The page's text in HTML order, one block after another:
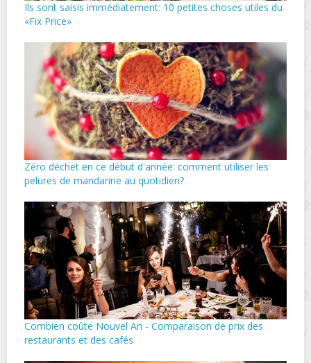
Ils sont saisis immédiatement: 10 petites choses utiles du
«Fix Price»
Zéro déchet en ce début d'année: comment utiliser les
pelures de mandarine au quotidien?
Combien coûte Nouvel An - Comparaison de prix des
restaurants et des cafés